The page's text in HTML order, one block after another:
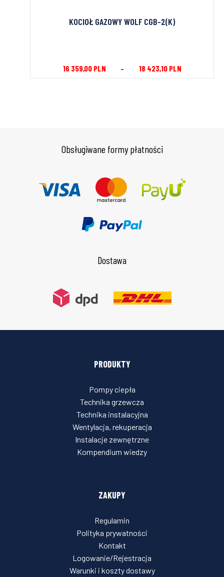
KOCIOŁ GAZOWY WOLF CGB-2(K)
16 359,00 PLN – 18 423,10 PLN
Obsługiwane formy płatności
Dostawa
PRODUKTY
Pompy ciepła
Technika grzewcza
Technika instalacyjna
Wentylacja, rekuperacja
Instalacje zewnętrzne
Kompendium wiedzy
ZAKUPY
Regulamin
Polityka prywatności
Kontakt
Logowanie/Rejestracja
Warunki i koszty dostawy